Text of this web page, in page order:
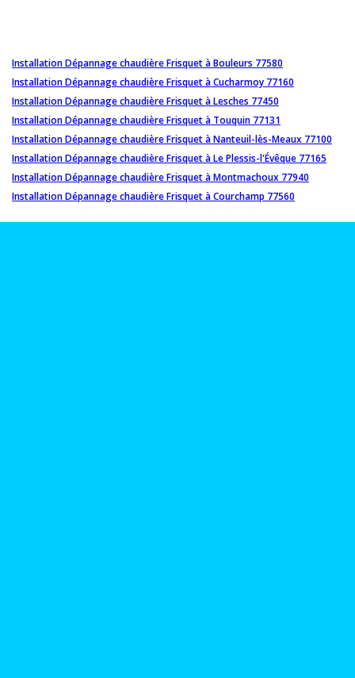
Installation Dépannage chaudière Frisquet à Bouleurs 77580
Installation Dépannage chaudière Frisquet à Cucharmoy 77160
Installation Dépannage chaudière Frisquet à Lesches 77450
Installation Dépannage chaudière Frisquet à Touquin 77131
Installation Dépannage chaudière Frisquet à Nanteuil-lès-Meaux 77100
Installation Dépannage chaudière Frisquet à Le Plessis-l'Évêque 77165
Installation Dépannage chaudière Frisquet à Montmachoux 77940
Installation Dépannage chaudière Frisquet à Courchamp 77560